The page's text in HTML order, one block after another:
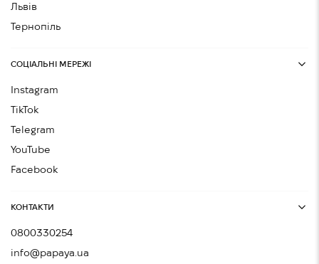
Львів
Тернопіль
СОЦІАЛЬНІ МЕРЕЖІ
Instagram
TikTok
Telegram
YouTube
Facebook
КОНТАКТИ
0800330254
info@papaya.ua